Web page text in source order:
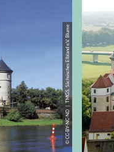
© CC-BY-NC-ND | TMGS, Sächsisches Elbland e.V. Blume